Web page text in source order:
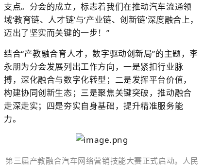
支点。分会的成立，标志着我们在推动汽车流通领
域‘教育链、人才链’与‘产业链、创新链’深度融合上，
迈出了坚实而关键的一步！”
结合“产教融合育人才，数字驱动创新局”的主题，李
永朋为分会发展列出工作方向，一是紧扣行业脉
搏，深化融合与数字化转型；二是发挥平台价值，
构建协同创新生态；三是聚焦关键突破，推动融合
走深走实；四是夯实自身基础，提升精准服务能
力。
第三届产教融合汽车网络营销技能大赛正式启动。人民